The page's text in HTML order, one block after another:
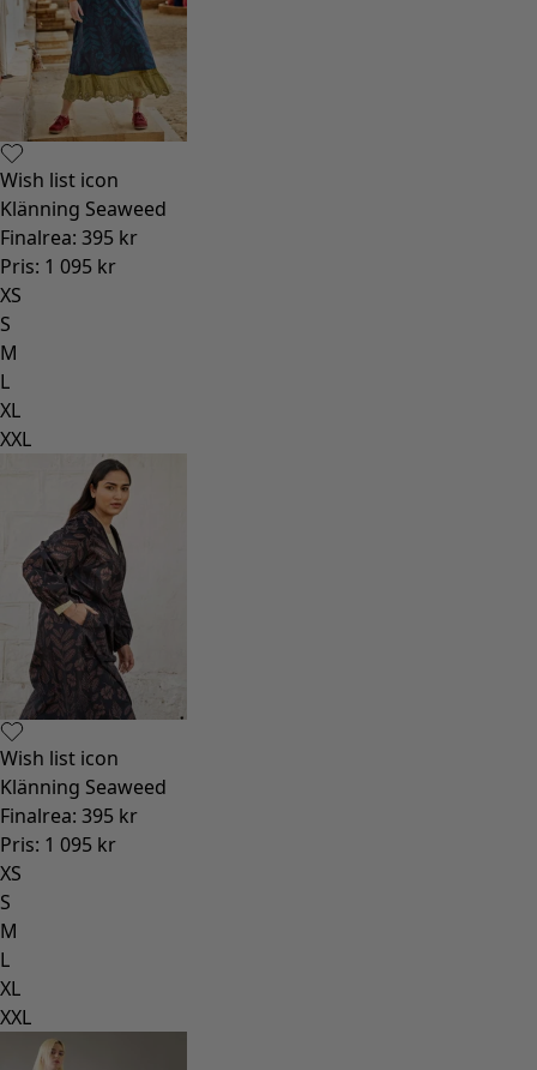
Wish list icon
Klänning Seaweed
Finalrea: 395 kr
Pris: 1 095 kr
XS
S
M
L
XL
XXL
Wish list icon
Klänning Seaweed
Finalrea: 395 kr
Pris: 1 095 kr
XS
S
M
L
XL
XXL